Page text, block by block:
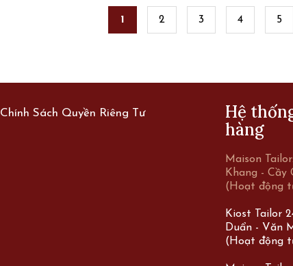
1 2 3 4 5
Chính Sách Quyền Riêng Tư
Hệ
hàng
Maison
Khang - Cầy
(Hoạt động
Kiost Tailor
Duẩn - Văn
(Hoạt động